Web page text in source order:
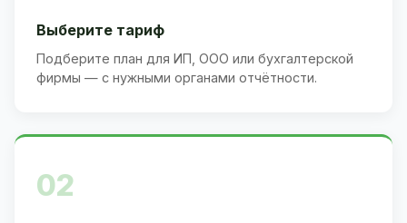
Выберите тариф
Подберите план для ИП, ООО или бухгалтерской
фирмы — с нужными органами отчётности.
02